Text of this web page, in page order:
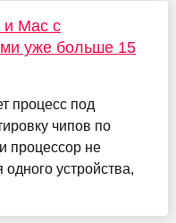
и Mac с
уже больше 15
процесс под
чипов по
процессор не
устройства,